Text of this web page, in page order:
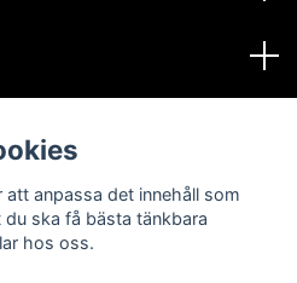
anpassa det innehåll som
ska få bästa tänkbara
hos oss.